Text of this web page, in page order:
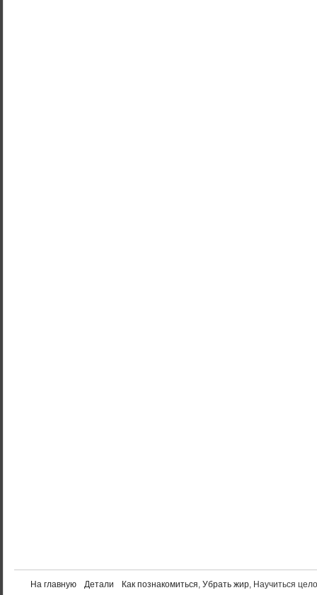
На главную Детали Как познакомиться, Убрать жир, Научиться